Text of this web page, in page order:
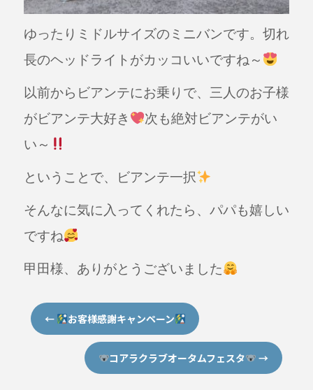
ゆったりミドルサイズのミニバンです。切れ
長のヘッドライトがカッコいいですね～
以前からビアンテにお乗りで、三人のお子様
がビアンテ大好き
次も絶対ビアンテがい
い～
ということで、ビアンテ一択
そんなに気に入ってくれたら、パパも嬉しい
ですね
甲田様、ありがとうございました
← お客様感謝キャンペーン
コアラクラブオータムフェスタ →